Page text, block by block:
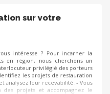
sur votre
intéresse ? Pour incarner la
en région, nous cherchons un
privilégié des porteurs
les projets de restauration
analysez leur recevabilité. - Vous
projets et accompagnez le